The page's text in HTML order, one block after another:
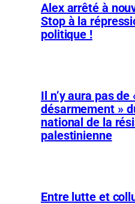
Alex arrêté à
Stop à la
politique !
Il n’y aura pas de
désarmement »
national de la
palestinienne
Entre lutte et